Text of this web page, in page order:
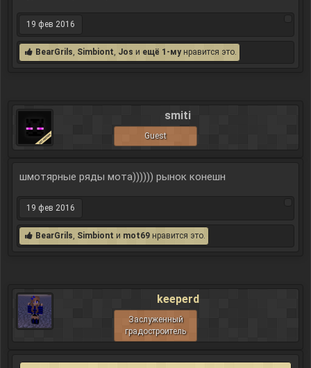
19 фев 2016
BearGrils, Simbiont, Jos и ещё 1-му нравится это.
smiti
Guest
шмотярные ряды мота)))))) рынок конешн
19 фев 2016
BearGrils, Simbiont и mot69 нравится это.
keeperd
Заслуженный
градостроитель